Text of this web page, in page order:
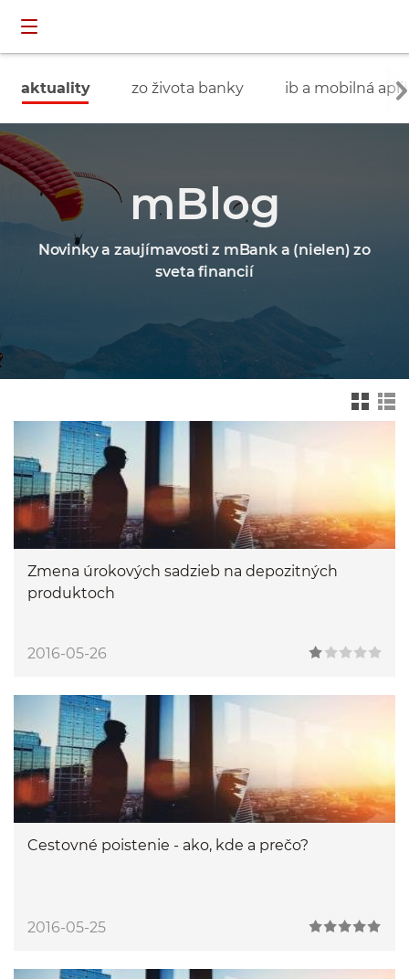
aktuality zo života banky ib a mobilná
mBlog
Novinky a zaujímavosti z mBank a (nielen) zo
sveta financií
widok drz
ewa
felkowy
Zmena úrokových sadzieb na depozitných
produktoch
2016-05-26
Cestovné poistenie - ako, kde a prečo?
2016-05-25